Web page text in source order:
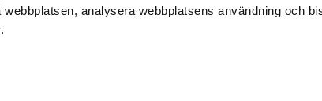
analysera webbplatsens användning och